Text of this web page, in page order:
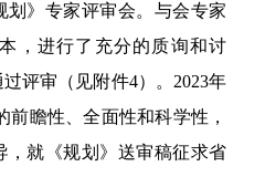
划》专家评审会。与会专家
，进行了充分的质询和讨
评审（见附件4）。2023年
前瞻性、全面性和科学性，
，就《规划》送审稿征求省